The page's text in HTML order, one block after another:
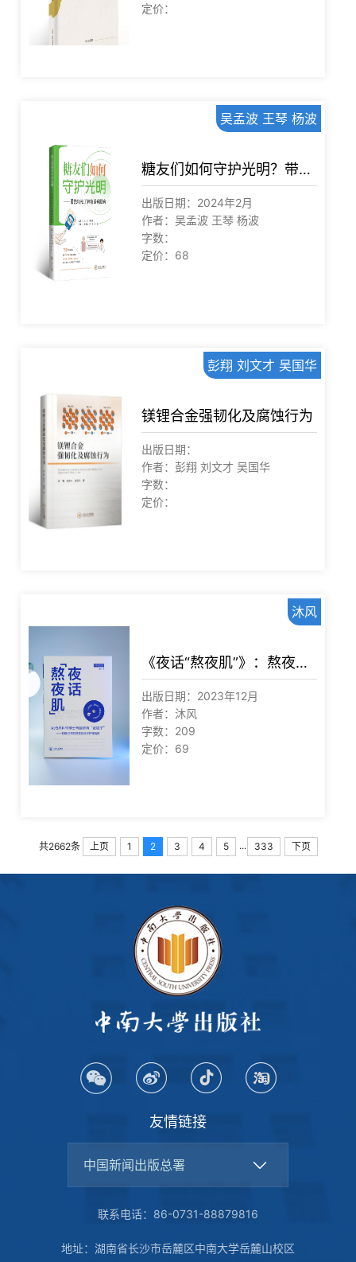
定价：
吴孟波 王琴 杨波
糖友们如何守护光明？带您轻松了解糖尿病眼科！
出版日期：2024年2月
作者：吴孟波 王琴 杨波
字数：
定价：68
彭翔 刘文才 吴国华
镁锂合金强韧化及腐蚀行为
出版日期：
作者：彭翔 刘文才 吴国华
字数：
定价：
沐风
《夜话“熬夜肌”》：熬夜人的皮肤自救护理指南来啦！
出版日期：2023年12月
作者：沐风
字数：209
定价：69
共2662条 上页 1 2 3 4 5 ... 333 下页
友情链接
中国新闻出版总署
联系电话：86-0731-88879816
地址：湖南省长沙市岳麓区中南大学岳麓山校区